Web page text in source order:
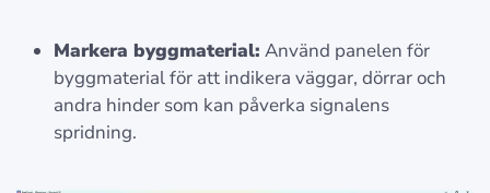
Markera byggmaterial: Använd panelen för
byggmaterial för att indikera väggar, dörrar och
andra hinder som kan påverka signalens
spridning.